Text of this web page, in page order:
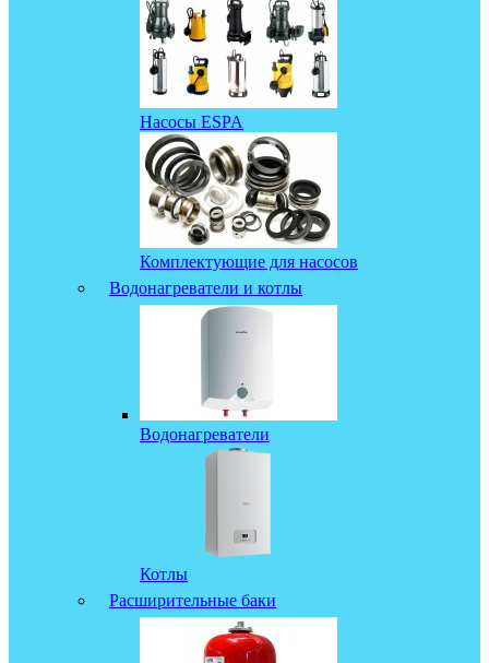
Насосы ESPA
Комплектующие для насосов
Водонагреватели и котлы
Водонагреватели
Котлы
Расширительные баки